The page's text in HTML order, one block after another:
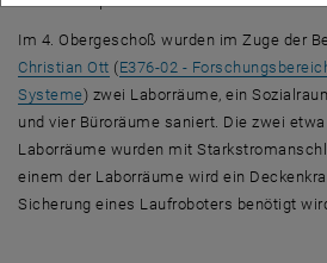
Im 4. Obergeschoß wurden im Zuge der
Christian Ott, öffnet eine externe URL in
(E376-02 -
Systeme, öffnet eine externe URL in
) zwei Laborräume, ein
und vier Büroräume saniert. Die zwei
Laborräume wurden mit
einem der Laborräume wird ein
Sicherung eines Laufroboters benötigt